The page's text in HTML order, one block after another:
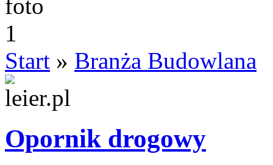
Start » Branża Budowlana
Opornik drogowy